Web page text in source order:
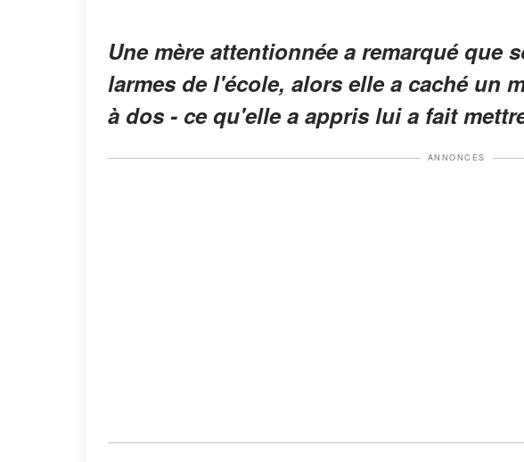
Une mère attentionnée a remarqué que
larmes de l'école, alors elle a caché un
à dos - ce qu'elle a appris lui a fait
ANNONCES